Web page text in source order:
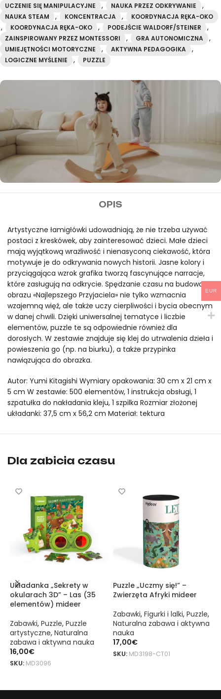
UCZENIE SIĘ MANIPULACYJNE , NAUKA PRZEZ ODKRYWANIE ,
NAUKA STEAM , KONCENTRACJA , KOORDYNACJA RĘKA-OKO
, KOORDYNACJA RĘKA-OKO , PODEJŚCIE WALDORF/STEINER ,
ZAINSPIROWANY PRZEZ MONTESSORI , GRA AUTONOMICZNA ,
UMIEJĘTNOŚCI MOTORYCZNE , AKTYWNA PEDAGOGIKA ,
LOGICZNE MYŚLENIE , PUZZLE
MIDEER
zamówieniach powyżej
100€
OPIS
Artystyczne łamigłówki udowadniają, że nie trzeba używać
postaci z kreskówek, aby zainteresować dzieci. Małe dzieci
mają wyjątkową wrażliwość i nienasyconą ciekawość, która
motywuje je do odkrywania nowych historii. Jasne kolory i
przyciągająca wzrok grafika tworzą fascynujące narracje,
które zasługują na odkrycie. Spędzanie czasu na budowaniu
obrazu «Najlepszego Przyjaciela» nie tylko wzmacnia
wzajemną więź, ale także uczy cierpliwości i bycia obecnym
w danej chwili. Dzięki uniwersalnej tematyce i liczbie
elementów, puzzle te są odpowiednie również dla
dorosłych. W zestawie znajduje się klej do utrwalenia dzieła i
powieszenia go (np. na biurku), a także przypinka
nawiązująca do obrazka.
Autor: Yumi Kitagishi Wymiary opakowania: 30 cm x 21 cm x
5 cm W zestawie: 500 elementów, 1 instrukcja obsługi, 1
szpatułka do nakładania kleju, 1 szpilka Rozmiar złożonej
układanki: 37,5 cm x 56,2 cm Materiał: tektura
Puzzle artystyczne – Gatópolis (500 elementów) mideer to
Puzzle artystyczne – Gatópolis (500 elementów) mideer to
Dla zabicia czasu
Układanka „Sekrety w
okularach 3D” – Las (35
elementów) mideer
Zabawki, Puzzle, Puzzle
artystyczne, Naturalna
zabawa i aktywna nauka
16,00€
SKU: MD3096
Puzzle „Uczmy się!” –
Zwierzęta Afryki mideer
Zabawki, Figurki i lalki, Puzzle,
Naturalna zabawa i aktywna
nauka
17,00€
SKU: MD3198-CT01
EUR